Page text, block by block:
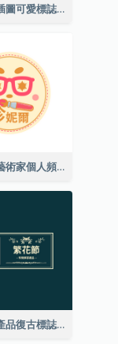
老虎動物插圖可愛標誌
可愛風格藝術家個人頻道標誌
有機美容產品復古標誌